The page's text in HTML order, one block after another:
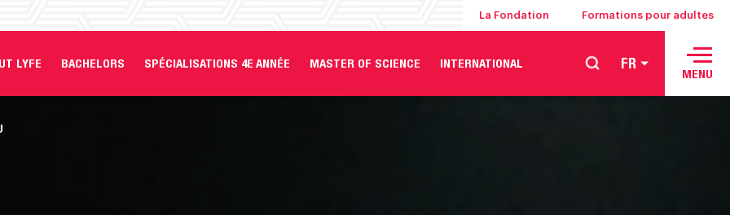
La Fondation Formations pour adultes
LYFE BACHELORS SPÉCIALISATIONS 4E ANNÉE MASTER OF SCIENCE INTERNATIONAL FR
MENU